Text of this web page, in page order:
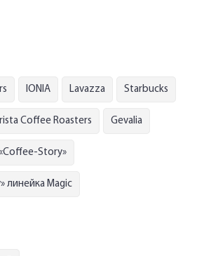
IONIA Lavazza Starbucks
Coffee Roasters Gevalia
Story»
линейка Magic